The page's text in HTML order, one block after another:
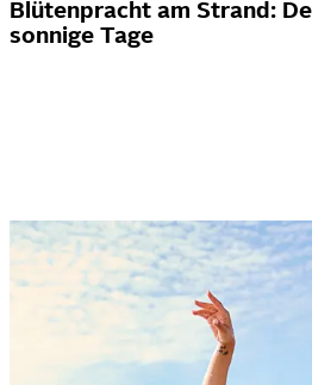
Blütenpracht am Strand:
sonnige Tage